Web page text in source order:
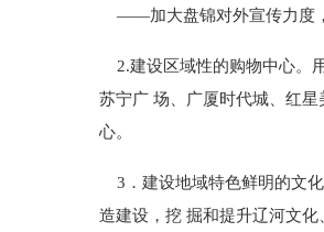
——加大盘锦对外宣传力度，
2.建设区域性的购物中心。
苏宁广 场、广厦时代城、红
心。
3．建设地域特色鲜明的文
造建设，挖 掘和提升辽河文